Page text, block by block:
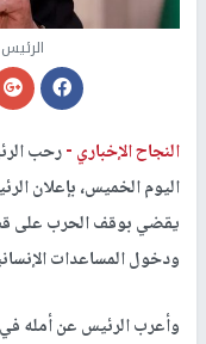
النجاح الإخباري -رحب
اليوم الخميس، بإعلان
يقضي بوقف الحرب على
ودخول المساعدات
وأعرب الرئيس عن أمله